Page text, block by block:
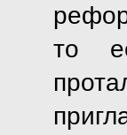
то